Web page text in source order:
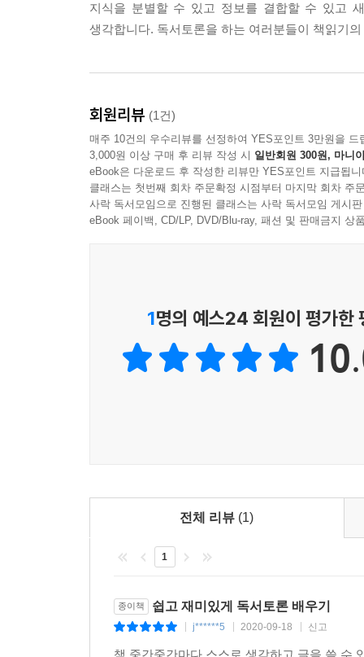
지식을 분별할 수 있고 정보를 결합할 수 있고
생각합니다. 독서토론을 하는 여러분들이 책읽기
회원리뷰 (1건)
매주 10건의 우수리뷰를 선정하여 YES포인트 3만원을 드
3,000원 이상 구매 후 리뷰 작성 시 일반회원 300원, 마니
eBook은 다운로드 후 작성한 리뷰만 YES포인트 지급됩니
클래스는 첫번째 회차 주문확정 시점부터 마지막 회차 주
사락 독서모임으로 진행된 클래스는 사락 독서모임 게시
eBook 페이백, CD/LP, DVD/Blu-ray, 패션 및 판매금지 상
1명의 예스24 회원이 평가한
전체 리뷰 (1)
1
종이책 쉽고 재미있게 독서토론 배우기
j******5 2020-09-18 신고